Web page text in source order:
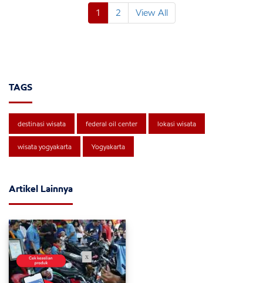
1 2 View All
TAGS
destinasi wisata federal oil center lokasi wisata
wisata yogyakarta Yogyakarta
Artikel Lainnya
x